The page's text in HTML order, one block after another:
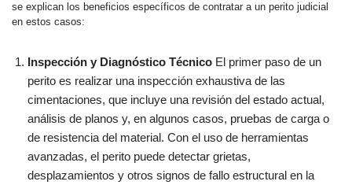
se explican los beneficios específicos de contratar a un perito judicial
en estos casos:
Inspección y Diagnóstico Técnico El primer paso de un
perito es realizar una inspección exhaustiva de las
cimentaciones, que incluye una revisión del estado actual,
análisis de planos y, en algunos casos, pruebas de carga o
de resistencia del material. Con el uso de herramientas
avanzadas, el perito puede detectar grietas,
desplazamientos y otros signos de fallo estructural en la